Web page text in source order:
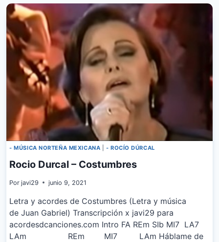
DE
BLANCO
- MÚSICA NORTEÑA MEXICANA - ROCÍO DÚRCAL
Rocio Durcal – Costumbres
Por javi29 junio 9, 2021
Letra y acordes de Costumbres (Letra y música
de Juan Gabriel) Transcripción x javi29 para
acordesdcanciones.com Intro FA REm SIb MI7 LA7
LAm REm MI7 LAm Háblame de